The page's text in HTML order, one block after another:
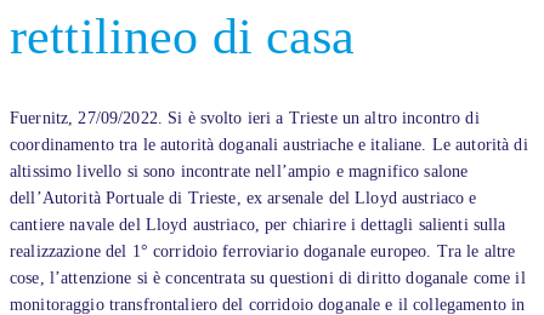
rettilineo di casa
Fuernitz, 27/09/2022. Si è svolto ieri a Trieste un altro incontro di
coordinamento tra le autorità doganali austriache e italiane. Le autorità di
altissimo livello si sono incontrate nell’ampio e magnifico salone
dell’Autorità Portuale di Trieste, ex arsenale del Lloyd austriaco e
cantiere navale del Lloyd austriaco, per chiarire i dettagli salienti sulla
realizzazione del 1° corridoio ferroviario doganale europeo. Tra le altre
cose, l’attenzione si è concentrata su questioni di diritto doganale come il
monitoraggio transfrontaliero del corridoio doganale e il collegamento in